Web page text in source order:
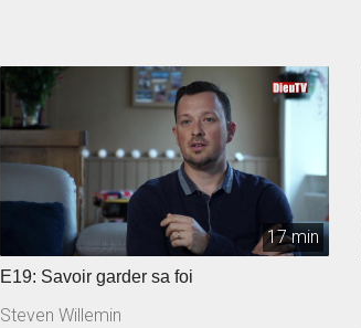
17 min
E19: Savoir garder sa foi
Steven Willemin